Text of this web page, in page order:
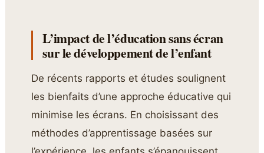
L’impact de l’éducation sans écran
sur le développement de l’enfant
De récents rapports et études soulignent
les bienfaits d’une approche éducative qui
minimise les écrans. En choisissant des
méthodes d’apprentissage basées sur